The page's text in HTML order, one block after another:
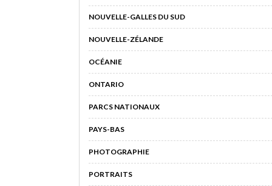
NOUVELLE-GALLES DU SUD
NOUVELLE-ZÉLANDE
OCÉANIE
ONTARIO
PARCS NATIONAUX
PAYS-BAS
PHOTOGRAPHIE
PORTRAITS